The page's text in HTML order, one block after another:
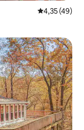
Середня
4,35 (49)